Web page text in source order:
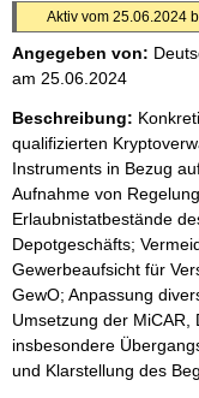
Aktiv vom 25.06.2024
Angegeben von:
am 25.06.2024
Beschreibung:
qualifizierten
Instruments in Bezug
Aufnahme von
Erlaubnistatbestände
Depotgeschäfts;
Gewerbeaufsicht für
GewO; Anpassung
Umsetzung der MiCAR,
insbesondere
und Klarstellung des